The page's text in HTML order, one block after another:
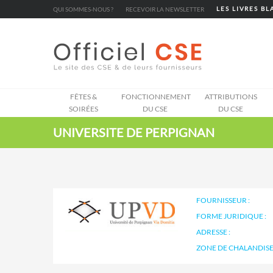
QUI SOMMES-NOUS ? RECEVOIR LA NEWSLETTER LES LIVRES
FÊTES &
SOIRÉES
FONCTIONNEMENT
DU CSE
ATTRIBUTIONS
DU CSE
UNIVERSITE DE PERPIGNAN
FOURNISSEUR :
FORME JURIDIQUE :
ADRESSE :
ZONE DE
Cookies management panel